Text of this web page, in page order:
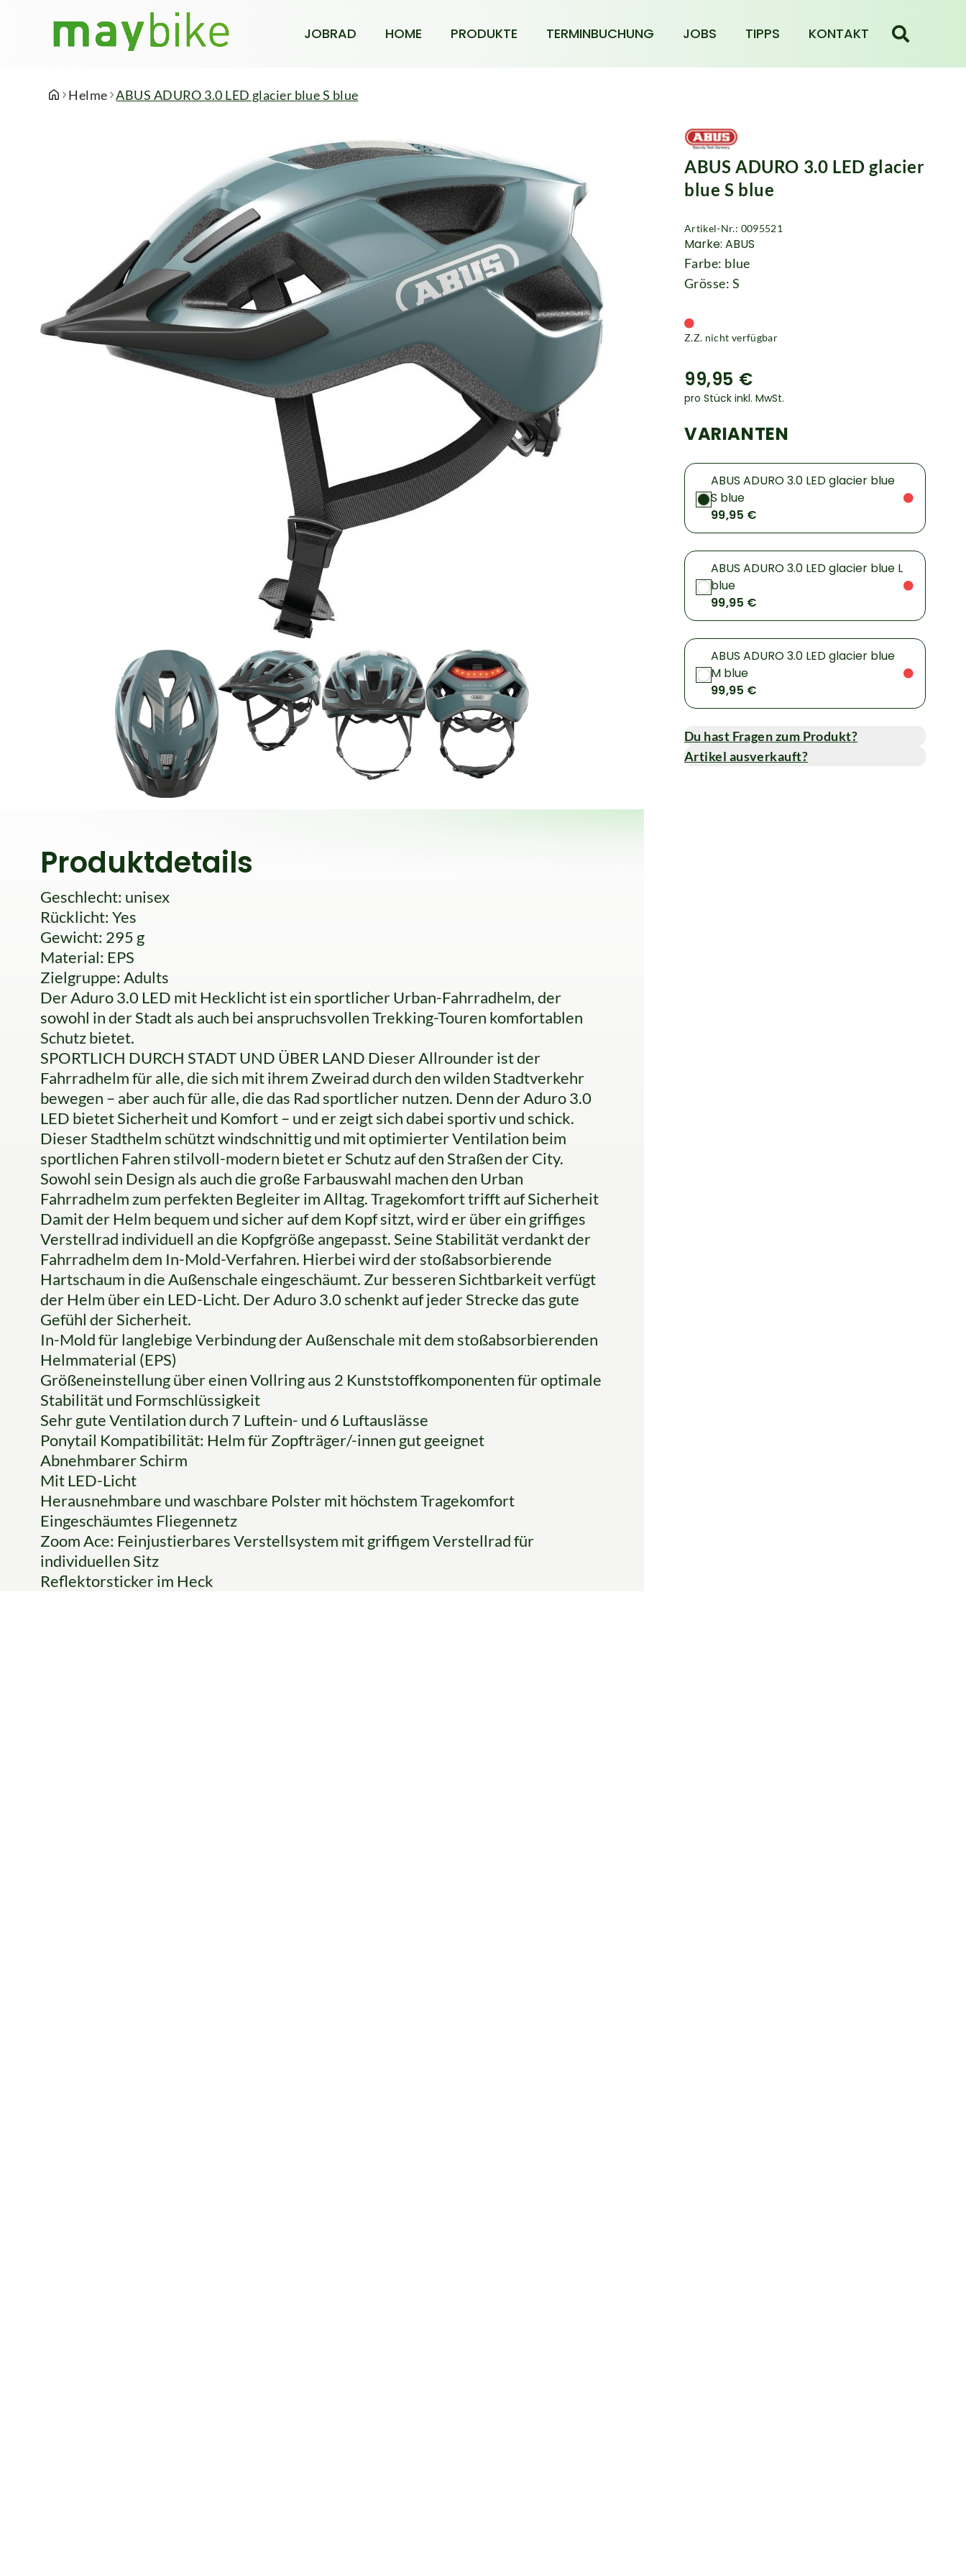
JOBRAD HOME PRODUKTE TERMINBUCHUNG JOBS TIPPS KONTAKT
Helme ABUS ADURO 3.0 LED glacier blue S blue
Produktdetails
Geschlecht: unisex
Rücklicht: Yes
Gewicht: 295 g
Material: EPS
Zielgruppe: Adults
Der Aduro 3.0 LED mit Hecklicht ist ein sportlicher Urban-Fahrradhelm, der
sowohl in der Stadt als auch bei anspruchsvollen Trekking-Touren komfortablen
Schutz bietet.
SPORTLICH DURCH STADT UND ÜBER LAND Dieser Allrounder ist der
Fahrradhelm für alle, die sich mit ihrem Zweirad durch den wilden Stadtverkehr
bewegen – aber auch für alle, die das Rad sportlicher nutzen. Denn der Aduro 3.0
LED bietet Sicherheit und Komfort – und er zeigt sich dabei sportiv und schick.
Dieser Stadthelm schützt windschnittig und mit optimierter Ventilation beim
sportlichen Fahren stilvoll-modern bietet er Schutz auf den Straßen der City.
Sowohl sein Design als auch die große Farbauswahl machen den Urban
Fahrradhelm zum perfekten Begleiter im Alltag. Tragekomfort trifft auf Sicherheit
Damit der Helm bequem und sicher auf dem Kopf sitzt, wird er über ein griffiges
Verstellrad individuell an die Kopfgröße angepasst. Seine Stabilität verdankt der
Fahrradhelm dem In-Mold-Verfahren. Hierbei wird der stoßabsorbierende
Hartschaum in die Außenschale eingeschäumt. Zur besseren Sichtbarkeit verfügt
der Helm über ein LED-Licht. Der Aduro 3.0 schenkt auf jeder Strecke das gute
Gefühl der Sicherheit.
In-Mold für langlebige Verbindung der Außenschale mit dem stoßabsorbierenden
Helmmaterial (EPS)
Größeneinstellung über einen Vollring aus 2 Kunststoffkomponenten für optimale
Stabilität und Formschlüssigkeit
Sehr gute Ventilation durch 7 Luftein- und 6 Luftauslässe
Ponytail Kompatibilität: Helm für Zopfträger/-innen gut geeignet
Abnehmbarer Schirm
Mit LED-Licht
Herausnehmbare und waschbare Polster mit höchstem Tragekomfort
Eingeschäumtes Fliegennetz
Zoom Ace: Feinjustierbares Verstellsystem mit griffigem Verstellrad für
individuellen Sitz
Reflektorsticker im Heck
ABUS ADURO 3.0 LED glacier
blue S blue
Artikel-Nr.: 0095521
Marke: ABUS
Farbe: blue
Grösse: S
Z.Z. nicht verfügbar
99,95 €
pro Stück inkl. MwSt.
VARIANTEN
ABUS ADURO 3.0 LED glacier blue
S blue
99,95 €
ABUS ADURO 3.0 LED glacier blue L
blue
99,95 €
ABUS ADURO 3.0 LED glacier blue
M blue
99,95 €
Du hast Fragen zum Produkt?
Artikel ausverkauft?